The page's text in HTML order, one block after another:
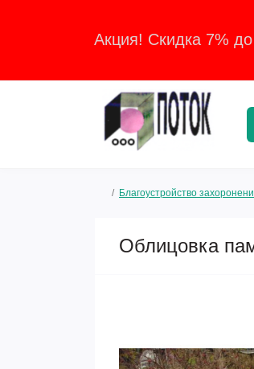
Акция! Скидка 7%
Благоустройство
Облицовка